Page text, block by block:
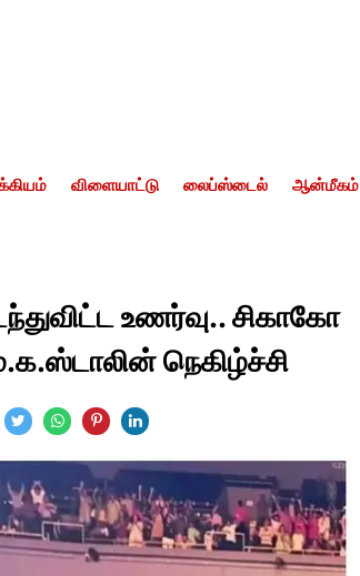
விளையாட்டு லைப்ஸ்டைல் ஆன்மீகம்
உணர்வு.. சிகாகோ
நெகிழ்ச்சி